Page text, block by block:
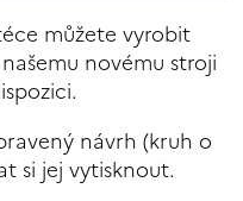
můžete vyrobit
novému stroji
návrh (kruh o
si jej vytisknout.